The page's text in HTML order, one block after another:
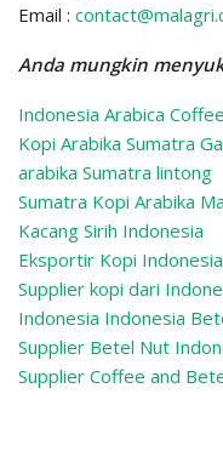
Email :
Anda mungkin
Indonesia Arabica
Kopi Arabika Sumatra
arabika Sumatra lintong
Sumatra Kopi Arabika
Kacang Sirih Indonesia
Eksportir Kopi Indonesia
Supplier kopi dari
Indonesia Indonesia
Supplier Betel Nut
Supplier Coffee and